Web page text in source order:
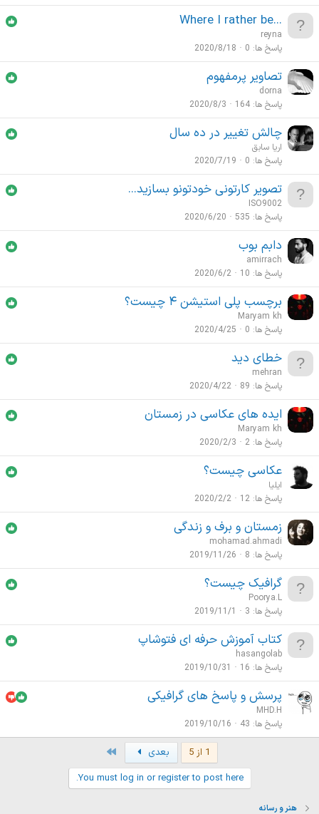
...Where I rather be
reyna
پاسخ ها 0
2020/8/18
تصاویر پرمفهوم
dorna
پاسخ ها 164
2020/8/3
چالش تغییر در ده سال
اریا سابق
پاسخ ها 0
2020/7/19
تصویر کارتونی خودتونو بسازید...
ISO9002
پاسخ ها 535
2020/6/20
دابم بوب
amirrach
پاسخ ها 10
2020/6/2
برچسب پلی استیشن ۴ چیست؟
Maryam kh
پاسخ ها 0
2020/4/25
خطای دید
mehran
پاسخ ها 89
2020/4/22
ایده های عکاسی در زمستان
Maryam kh
پاسخ ها 2
2020/2/3
عکاسی چیست؟
ایلیا
پاسخ ها 12
2020/2/2
زمستان و برف و زندگی
mohamad.ahmadi
پاسخ ها 8
2019/11/26
گرافیک چیست؟
Poorya.L
پاسخ ها 3
2019/11/1
کتاب آموزش حرفه ای فتوشاپ
hasangolab
پاسخ ها 16
2019/10/31
پرسش و پاسخ های گرافیکی
MHD.H
پاسخ ها 43
2019/10/16
1 از 5 بعدی
You must log in or register to post here.
هنر و رسانه